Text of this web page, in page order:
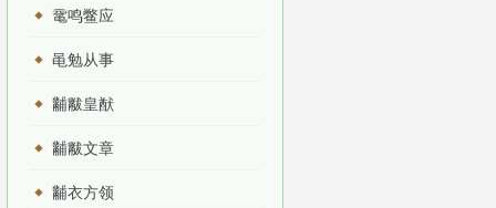
鼋鸣鳖应
黾勉从事
黼黻皇猷
黼黻文章
黼衣方领